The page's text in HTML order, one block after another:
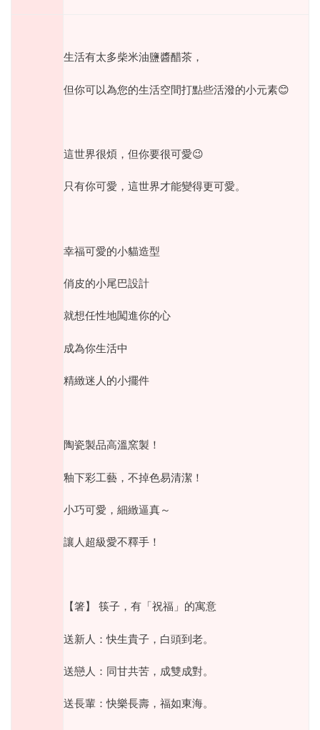
生活有太多柴米油鹽醬醋茶，
但你可以為您的生活空間打點些活潑的小元素😊
這世界很煩，但你要很可愛😉
只有你可愛，這世界才能變得更可愛。
幸福可愛的小貓造型
俏皮的小尾巴設計
就想任性地闖進你的心
成為你生活中
精緻迷人的小擺件
陶瓷製品高溫窯製！
釉下彩工藝，不掉色易清潔！
小巧可愛，細緻逼真～
讓人超級愛不釋手！
【箸】 筷子，有「祝福」的寓意
送新人：快生貴子，白頭到老。
送戀人：同甘共苦，成雙成對。
送長輩：快樂長壽，福如東海。